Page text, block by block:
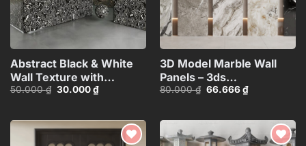
Abstract Black & White
Wall Texture with
Spherical Materials
50.000₫ Giá
30.000₫Giá
hiện
30.000 ₫.
3D Model Marble Wall
Panels – 3ds
Max_102325390
80.000₫ Giá
66.666₫Giá
hiện
66.666 ₫.